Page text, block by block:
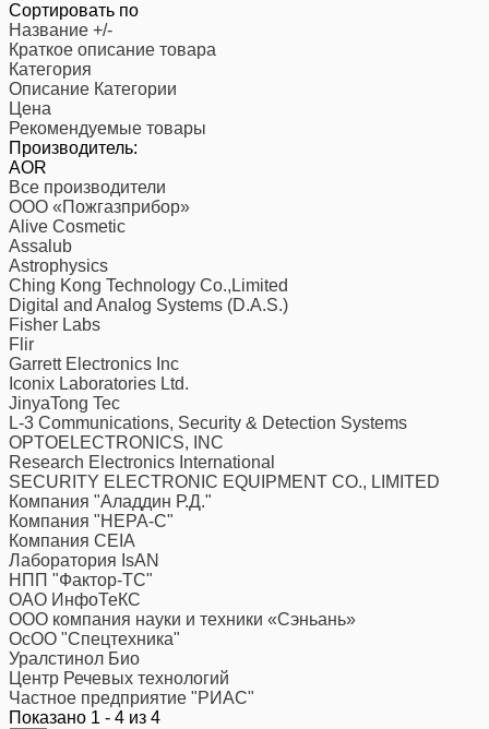
Сортировать по
Название +/-
Краткое описание товара
Категория
Описание Категории
Цена
Рекомендуемые товары
Производитель:
AOR
Все производители
ООО «Пожгазприбор»
Alive Cosmetic
Assalub
Astrophysics
Ching Kong Technology Co.,Limited
Digital and Analog Systems (D.A.S.)
Fisher Labs
Flir
Garrett Electronics Inc
Iconix Laboratories Ltd.
JinyaTong Tec
L-3 Communications, Security & Detection Systems
OPTOELECTRONICS, INC
Research Electronics International
SECURITY ELECTRONIC EQUIPMENT CO., LIMITED
Компания "Аладдин Р.Д."
Компания "НЕРА-С"
Компания CEIA
Лаборатория IsAN
НПП "Фактор-ТС"
ОАО ИнфоТеКС
ООО компания науки и техники «Сэньань»
ОсОО "Спецтехника"
Уралстинол Био
Центр Речевых технологий
Частное предприятие "РИАС"
Показано 1 - 4 из 4